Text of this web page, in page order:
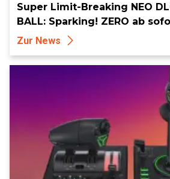
Super Limit-Breaking NEO
BALL: Sparking! ZERO ab
Zur News